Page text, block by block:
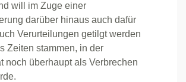
will im Zuge einer
darüber hinaus auch dafür
Verurteilungen getilgt werden
Zeiten stammen, in der
noch überhaupt als Verbrechen